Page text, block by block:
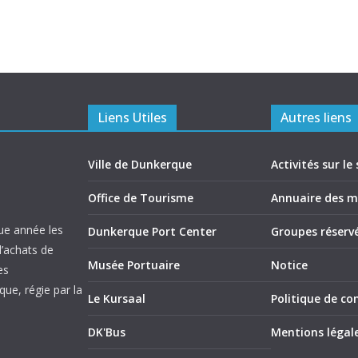
année les
de
régie par la
Liens Utiles
Ville de Dunkerque
Office de Tourisme
Dunkerque Port Center
Musée Portuaire
Le Kursaal
DK'Bus
Autres liens
Activités sur le
Annuaire des
Groupes
Notice
Politique de
Mentions